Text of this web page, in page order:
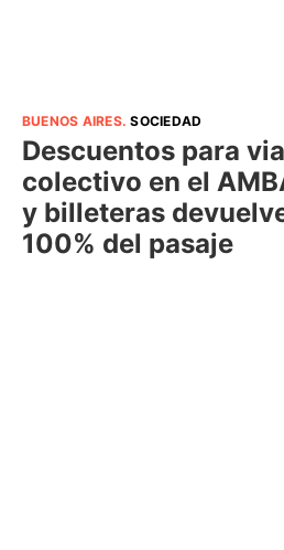
BUENOS AIRES.SOCIEDAD
Descuentos para
colectivo en el
y billeteras
100% del pasaje